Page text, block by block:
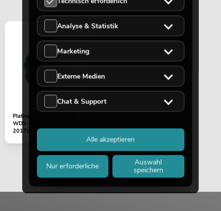
Platine (Netzteil) 9V/2A
WDS-CRMX TX IP (HS-
2017001A)
Analyse & Statistik
Marketing
Externe Medien
Chat & Support
Nur erforderliche
Auswahl
speichern
Alle akzeptieren